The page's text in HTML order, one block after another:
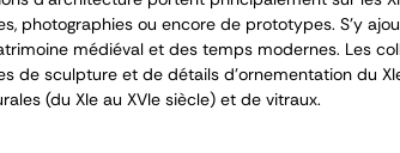
photographies ou encore de prototypes. S’y
médiéval et des temps modernes. Les
de sculpture et de détails d’ornementation du XI
(du XIe au XVIe siècle) et de vitraux.